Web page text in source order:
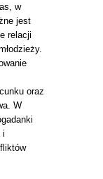
w
jest
relacji
oraz
W
i